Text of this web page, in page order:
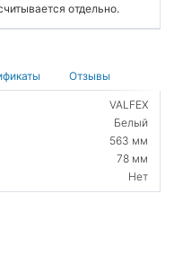
отдельно.
Отзывы
VALFEX
Белый
563 мм
78 мм
Нет